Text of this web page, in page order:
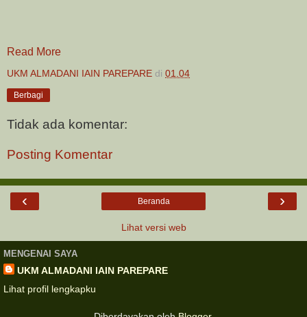
Read More
UKM ALMADANI IAIN PAREPARE di 01.04
Berbagi
Tidak ada komentar:
Posting Komentar
‹ ›
Beranda
Lihat versi web
MENGENAI SAYA
UKM ALMADANI IAIN PAREPARE
Lihat profil lengkapku